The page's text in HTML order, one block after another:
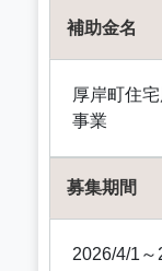
補助金名
厚岸町住
事業
募集期間
2026/4/1